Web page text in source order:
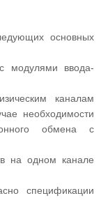
основных
модулями ввода-
каналам
необходимости
обмена c
на одном канале
спецификации